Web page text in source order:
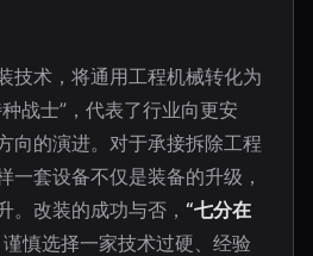
技术，将通用工程机械转化为
战士”，代表了行业向更安
向的演进。对于承接拆除工程
一套设备不仅是装备的升级，
。改装的成功与否， “七分在
谨慎选择一家技术过硬、经验